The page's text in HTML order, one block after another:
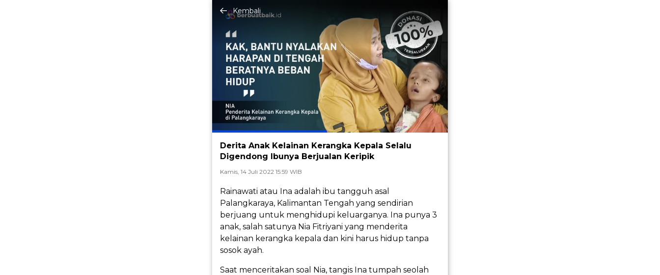
Kembali
Derita Anak Kelainan Kerangka Kepala Selalu
Digendong Ibunya Berjualan Keripik
Kamis, 14 Juli 2022 15:59 WIB
Rainawati atau Ina adalah ibu tangguh asal
Palangkaraya, Kalimantan Tengah yang sendirian
berjuang untuk menghidupi keluarganya. Ina punya 3
anak, salah satunya Nia Fitriyani yang menderita
kelainan kerangka kepala dan kini harus hidup tanpa
sosok ayah.
Saat menceritakan soal Nia, tangis Ina tumpah seolah